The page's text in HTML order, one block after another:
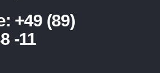
+49 (89)
-11